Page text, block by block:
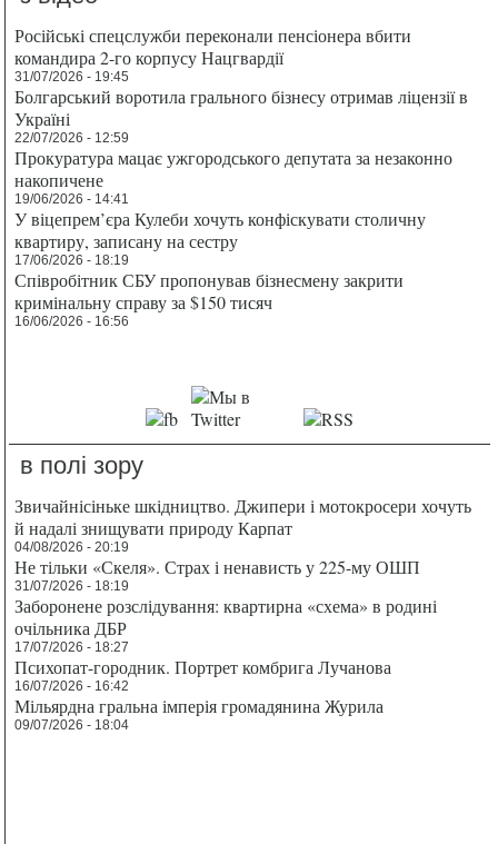
Російські спецслужби переконали пенсіонера вбити
командира 2-го корпусу Нацгвардії
31/07/2026 - 19:45
Болгарський воротила грального бізнесу отримав ліцензії в
Україні
22/07/2026 - 12:59
Прокуратура мацає ужгородського депутата за незаконно
накопичене
19/06/2026 - 14:41
У віцепрем’єра Кулеби хочуть конфіскувати столичну
квартиру, записану на сестру
17/06/2026 - 18:19
Співробітник СБУ пропонував бізнесмену закрити
кримінальну справу за $150 тисяч
16/06/2026 - 16:56
в полі зору
Звичайнісіньке шкідництво. Джипери і мотокросери хочуть
й надалі знищувати природу Карпат
04/08/2026 - 20:19
Не тільки «Скеля». Страх і ненависть у 225-му ОШП
31/07/2026 - 18:19
Заборонене розслідування: квартирна «схема» в родині
очільника ДБР
17/07/2026 - 18:27
Психопат-городник. Портрет комбрига Лучанова
16/07/2026 - 16:42
Мільярдна гральна імперія громадянина Журила
09/07/2026 - 18:04